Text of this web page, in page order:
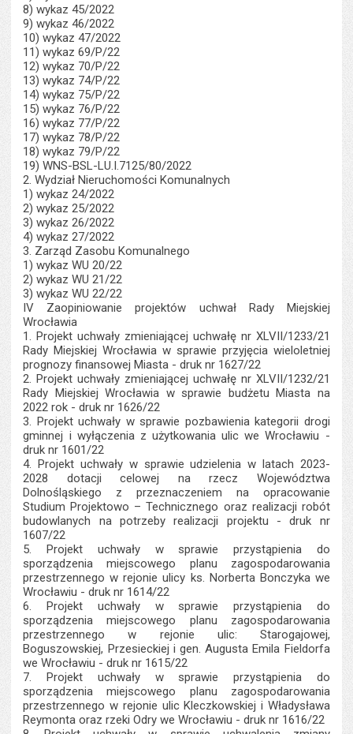
8) wykaz 45/2022
9) wykaz 46/2022
10) wykaz 47/2022
11) wykaz 69/P/22
12) wykaz 70/P/22
13) wykaz 74/P/22
14) wykaz 75/P/22
15) wykaz 76/P/22
16) wykaz 77/P/22
17) wykaz 78/P/22
18) wykaz 79/P/22
19) WNS-BSL-LU.I.7125/80/2022
2. Wydział Nieruchomości Komunalnych
1) wykaz 24/2022
2) wykaz 25/2022
3) wykaz 26/2022
4) wykaz 27/2022
3. Zarząd Zasobu Komunalnego
1) wykaz WU 20/22
2) wykaz WU 21/22
3) wykaz WU 22/22
IV Zaopiniowanie projektów uchwał Rady Miejskiej
Wrocławia
1. Projekt uchwały zmieniającej uchwałę nr XLVII/1233/21
Rady Miejskiej Wrocławia w sprawie przyjęcia wieloletniej
prognozy finansowej Miasta - druk nr 1627/22
2. Projekt uchwały zmieniającej uchwałę nr XLVII/1232/21
Rady Miejskiej Wrocławia w sprawie budżetu Miasta na
2022 rok - druk nr 1626/22
3. Projekt uchwały w sprawie pozbawienia kategorii drogi
gminnej i wyłączenia z użytkowania ulic we Wrocławiu -
druk nr 1601/22
4. Projekt uchwały w sprawie udzielenia w latach 2023-
2028 dotacji celowej na rzecz Województwa
Dolnośląskiego z przeznaczeniem na opracowanie
Studium Projektowo – Technicznego oraz realizacji robót
budowlanych na potrzeby realizacji projektu - druk nr
1607/22
5. Projekt uchwały w sprawie przystąpienia do
sporządzenia miejscowego planu zagospodarowania
przestrzennego w rejonie ulicy ks. Norberta Bonczyka we
Wrocławiu - druk nr 1614/22
6. Projekt uchwały w sprawie przystąpienia do
sporządzenia miejscowego planu zagospodarowania
przestrzennego w rejonie ulic: Starogajowej,
Boguszowskiej, Przesieckiej i gen. Augusta Emila Fieldorfa
we Wrocławiu - druk nr 1615/22
7. Projekt uchwały w sprawie przystąpienia do
sporządzenia miejscowego planu zagospodarowania
przestrzennego w rejonie ulic Kleczkowskiej i Władysława
Reymonta oraz rzeki Odry we Wrocławiu - druk nr 1616/22